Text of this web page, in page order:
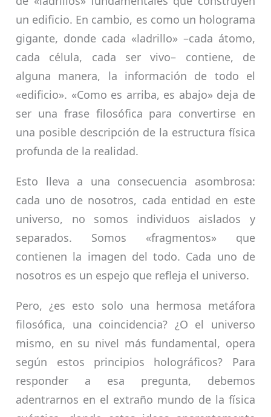
un edificio. En cambio, es como un holograma
gigante, donde cada «ladrillo» –cada átomo,
cada célula, cada ser vivo– contiene, de
alguna manera, la información de todo el
«edificio». «Como es arriba, es abajo» deja de
ser una frase filosófica para convertirse en
una posible descripción de la estructura física
profunda de la realidad.
Esto lleva a una consecuencia asombrosa:
cada uno de nosotros, cada entidad en este
universo, no somos individuos aislados y
separados. Somos «fragmentos» que
contienen la imagen del todo. Cada uno de
nosotros es un espejo que refleja el universo.
Pero, ¿es esto solo una hermosa metáfora
filosófica, una coincidencia? ¿O el universo
mismo, en su nivel más fundamental, opera
según estos principios holográficos? Para
responder a esa pregunta, debemos
adentrarnos en el extraño mundo de la física